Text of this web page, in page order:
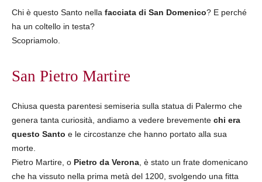
Chi è questo Santo nella facciata di San Domenico? E perché
ha un coltello in testa?
Scopriamolo.
San Pietro Martire
Chiusa questa parentesi semiseria sulla statua di Palermo che
genera tanta curiosità, andiamo a vedere brevemente chi era
questo Santo e le circostanze che hanno portato alla sua
morte.
Pietro Martire, o Pietro da Verona , è stato un frate domenicano
che ha vissuto nella prima metà del 1200, svolgendo una fitta